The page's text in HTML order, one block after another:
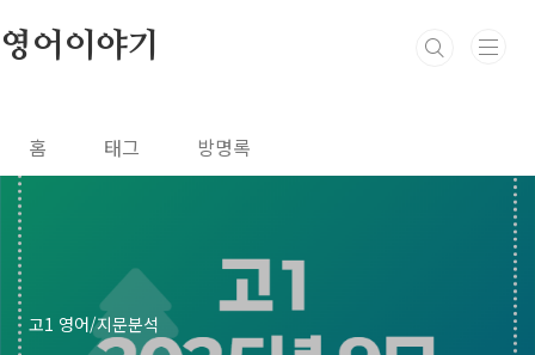
영어이야기
홈 태그 방명록
고1 영어/지문분석